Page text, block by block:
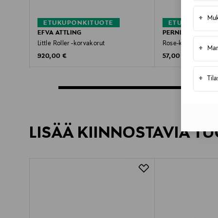
+
+
+
ETUKUPONKITUOTE
EFVA ATTLING
Little Roller -korvakorut
Original Price
920,00 €
PERNILLE
Rose-korvakorut
Original Price
57,00 €
LISÄÄ KIINNOSTAVIA